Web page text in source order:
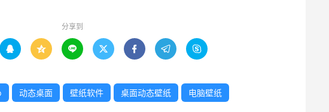
分享到
      
动态桌面 壁纸软件 桌面动态壁纸 电脑壁纸